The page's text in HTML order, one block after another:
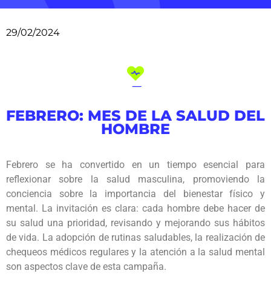
29/02/2024
FEBRERO: MES DE LA SALUD DEL
HOMBRE
Febrero se ha convertido en un tiempo esencial para
reflexionar sobre la salud masculina, promoviendo la
conciencia sobre la importancia del bienestar físico y
mental. La invitación es clara: cada hombre debe hacer de
su salud una prioridad, revisando y mejorando sus hábitos
de vida. La adopción de rutinas saludables, la realización de
chequeos médicos regulares y la atención a la salud mental
son aspectos clave de esta campaña.